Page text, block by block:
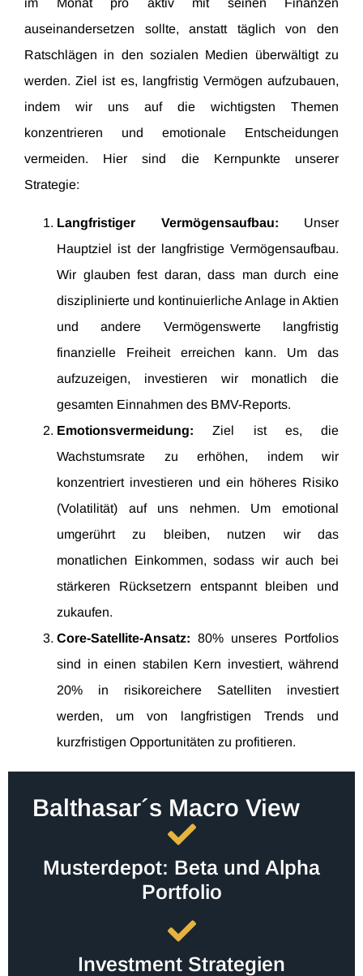
im Monat pro aktiv mit seinen Finanzen
auseinandersetzen sollte, anstatt täglich von den
Ratschlägen in den sozialen Medien überwältigt zu
werden. Ziel ist es, langfristig Vermögen aufzubauen,
indem wir uns auf die wichtigsten Themen
konzentrieren und emotionale Entscheidungen
vermeiden. Hier sind die Kernpunkte unserer
Strategie:
Langfristiger Vermögensaufbau: Unser
Hauptziel ist der langfristige Vermögensaufbau.
Wir glauben fest daran, dass man durch eine
disziplinierte und kontinuierliche Anlage in Aktien
und andere Vermögenswerte langfristig
finanzielle Freiheit erreichen kann. Um das
aufzuzeigen, investieren wir monatlich die
gesamten Einnahmen des BMV-Reports.
Emotionsvermeidung: Ziel ist es, die
Wachstumsrate zu erhöhen, indem wir
konzentriert investieren und ein höheres Risiko
(Volatilität) auf uns nehmen. Um emotional
umgerührt zu bleiben, nutzen wir das
monatlichen Einkommen, sodass wir auch bei
stärkeren Rücksetzern entspannt bleiben und
zukaufen.
Core-Satellite-Ansatz: 80% unseres Portfolios
sind in einen stabilen Kern investiert, während
20% in risikoreichere Satelliten investiert
werden, um von langfristigen Trends und
kurzfristigen Opportunitäten zu profitieren.
Balthasar´s Macro View
Musterdepot: Beta und Alpha
Portfolio
Investment Strategien